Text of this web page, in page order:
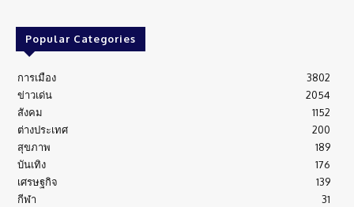
Popular Categories
การเมือง
3802
ข่าวเด่น
2054
สังคม
1152
ต่างประเทศ
200
สุขภาพ
189
บันเทิง
176
เศรษฐกิจ
139
กีฬา
31